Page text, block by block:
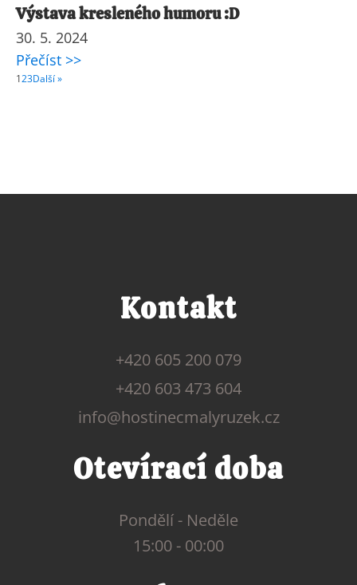
Výstava kresleného humoru :D
30. 5. 2024
Přečíst >>
123Další »
Kontakt
+420 605 200 079
+420 603 473 604
info@hostinecmalyruzek.cz
Otevírací doba
Pondělí - Neděle
15:00 - 00:00